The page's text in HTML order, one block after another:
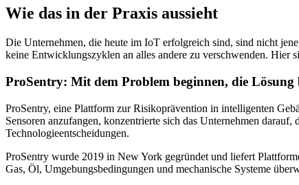
Wie das in der Praxis aussieht
Die Unternehmen, die heute im IoT erfolgreich sind, sind nicht
keine Entwicklungszyklen an alles andere zu verschwenden. Hier
ProSentry: Mit dem Problem beginnen, die Lösung
ProSentry, eine Plattform zur Risikoprävention in intelligenten
Sensoren anzufangen, konzentrierte sich das Unternehmen
Technologieentscheidungen.
ProSentry wurde 2019 in New York gegründet und liefert
Gas, Öl, Umgebungsbedingungen und mechanische Systeme